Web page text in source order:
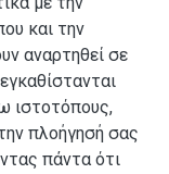
και την
αναρτηθεί σε
ιστοτόπους,
πλοήγησή σας
πάντα ότι